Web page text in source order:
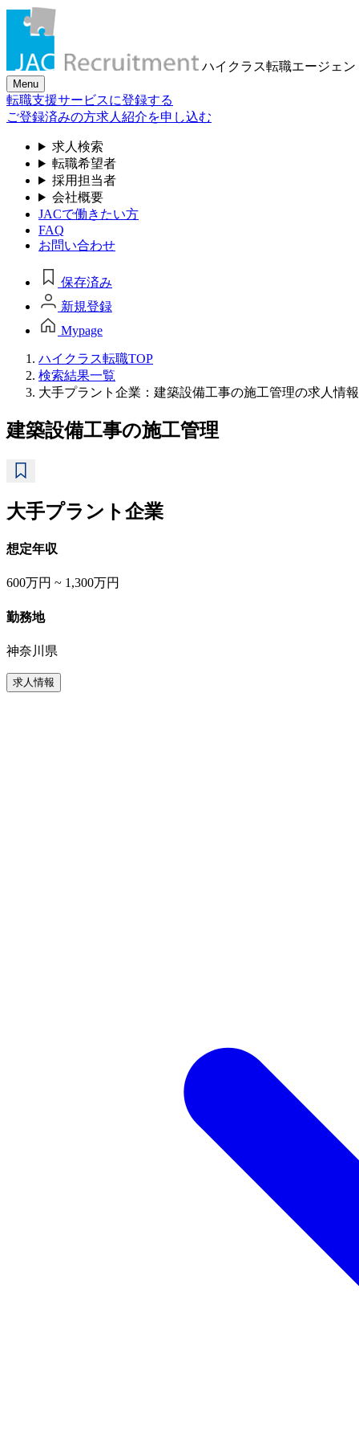
ハイクラス転職エージェン
Menu
転職支援サービスに登録する
ご登録済みの方求人紹介を申し込む
求人検索
転職希望者
採用担当者
会社概要
JACで働きたい方
FAQ
お問い合わせ
保存済み
新規登録
Mypage
ハイクラス転職TOP
検索結果一覧
大手プラント企業：建築設備工事の施工管理の求人情
建築設備工事の施工管理
大手プラント企業
想定年収
600万円 ~ 1,300万円
勤務地
神奈川県
求人情報